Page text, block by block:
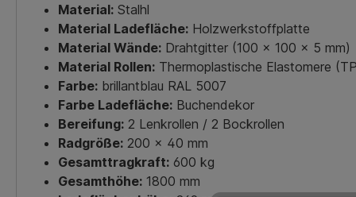
Material: Stalhl
Material Ladefläche: Holzwerkstoffplatte
Material Wände: Drahtgitter (100 x 100 x 5 mm)
Material Rollen: Thermoplastische Elastomere
Farbe: brillantblau RAL 5007
Farbe Ladefläche: Buchendekor
Bereifung: 2 Lenkrollen / 2 Bockrollen
Radgröße: 200 x 40 mm
Gesamttragkraft: 600 kg
Gesamthöhe: 1800 mm